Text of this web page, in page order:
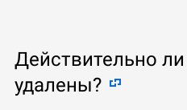
Действительно
удалены?